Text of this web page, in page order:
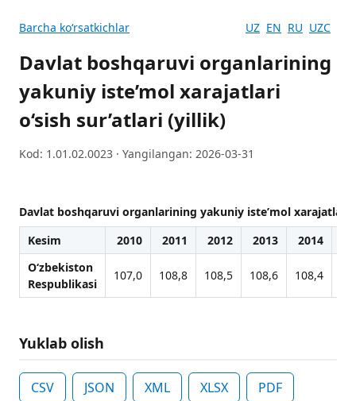
Barcha koʻrsatkichlar UZ EN RU UZC
Davlat boshqaruvi organlarining
yakuniy iste’mol xarajatlari
o‘sish sur’atlari (yillik)
Kod: 1.01.02.0023 · Yangilangan: 2026-03-31
Davlat boshqaruvi organlarining yakuniy iste’mol xarajatlari
Kesim
2010 2011 2012 2013 2014
O‘zbekiston
Respublikasi
107,0 108,8 108,5 108,6 108,4
Yuklab olish
CSV JSON XML XLSX PDF